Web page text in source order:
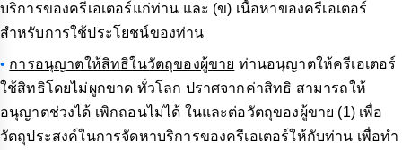
บริการของครีเอเตอร์แก่ท่าน และ (ข) เนื้อหาของครีเอเตอร์
สำหรับการใช้ประโยชน์ของท่าน
• การอนุญาตให้สิทธิในวัตถุของผู้ขาย ท่านอนุญาตให้ครีเอเตอร์
ใช้สิทธิโดยไม่ผูกขาด ทั่วโลก ปราศจากค่าสิทธิ สามารถให้
อนุญาตช่วงได้ เพิกถอนไม่ได้ ในและต่อวัตถุของผู้ขาย (1) เพื่อ
วัตถุประสงค์ในการจัดหาบริการของครีเอเตอร์ให้กับท่าน เพื่อทำ